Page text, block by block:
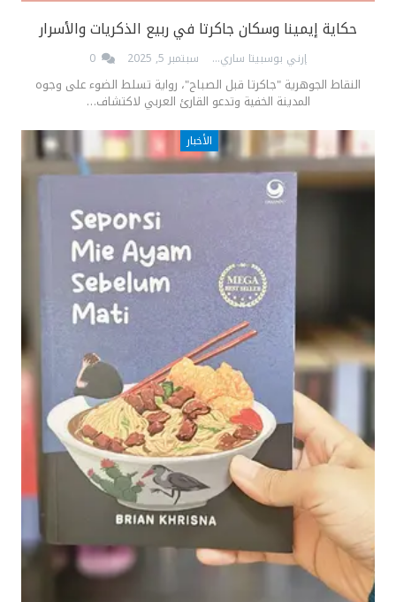
حكاية إيمينا وسكان جاكرتا في ربيع الذكريات والأسرار
إرني بوسبيتا ساري سبتمبر 5, 2025
النقاط الجوهرية "جاكرتا قبل الصباح"، رواية تسلط الضوء على وجوه
المدينة الخفية وتدعو القارئ العربي لاكتشاف…
الأخبار